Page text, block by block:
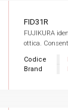
FID31R
FUJIKURA
ottica.
Codice
Brand